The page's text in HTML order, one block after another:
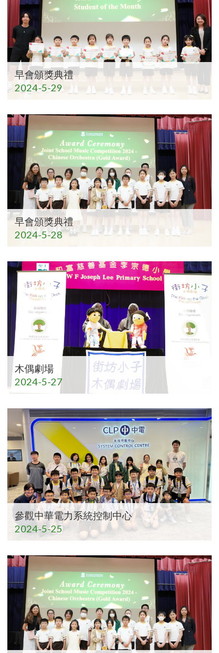
早會頒獎典禮
2024-5-29
早會頒獎典禮
2024-5-28
木偶劇場
2024-5-27
參觀中華電力系統控制中心
2024-5-25